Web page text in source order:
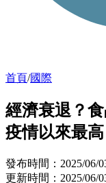
首頁/國際
經濟衰退？
疫情以來最高
發布時間：2025/06/
更新時間：2025/06/